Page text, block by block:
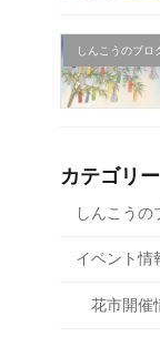
しんこうのブロ
カテゴリー
しんこうの
イベント情
花市開催